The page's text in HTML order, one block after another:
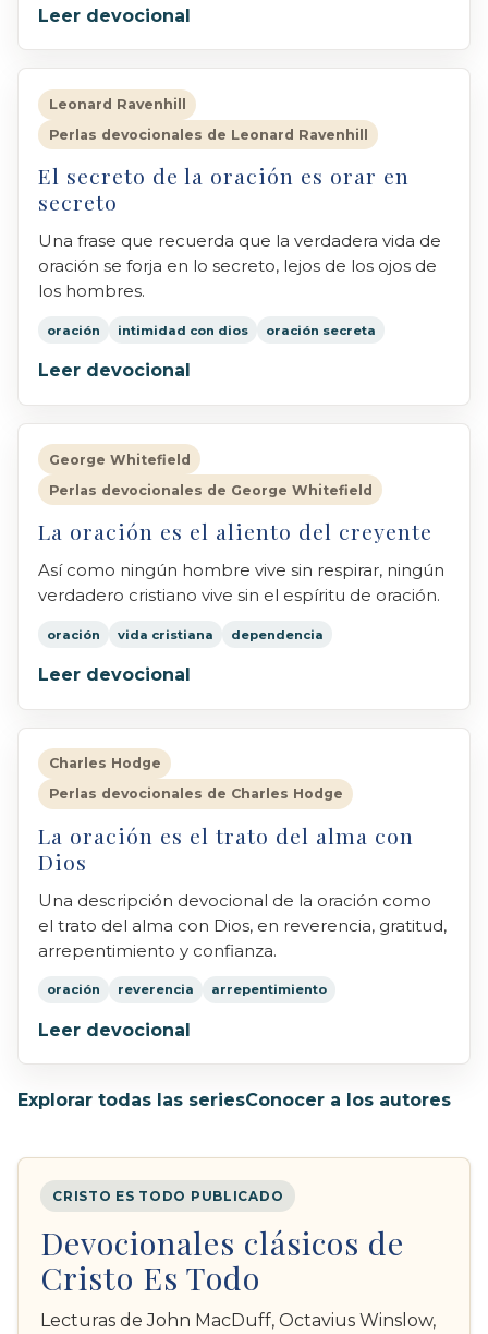
Leer devocional
Leonard Ravenhill
Perlas devocionales de Leonard Ravenhill
El secreto de la oración es orar en
secreto
Una frase que recuerda que la verdadera vida de
oración se forja en lo secreto, lejos de los ojos de
los hombres.
oración intimidad con dios oración secreta
Leer devocional
George Whitefield
Perlas devocionales de George Whitefield
La oración es el aliento del creyente
Así como ningún hombre vive sin respirar, ningún
verdadero cristiano vive sin el espíritu de oración.
oración vida cristiana dependencia
Leer devocional
Charles Hodge
Perlas devocionales de Charles Hodge
La oración es el trato del alma con
Dios
Una descripción devocional de la oración como
el trato del alma con Dios, en reverencia, gratitud,
arrepentimiento y confianza.
oración reverencia arrepentimiento
Leer devocional
Explorar todas las seriesConocer a los autores
CRISTO ES TODO PUBLICADO
Devocionales clásicos de
Cristo Es Todo
Lecturas de John MacDuff, Octavius Winslow,